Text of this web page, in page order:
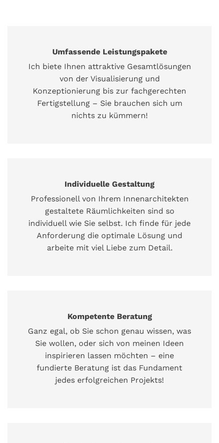
Umfassende Leistungspakete
Ich biete Ihnen attraktive Gesamtlösungen
von der Visualisierung und
Konzeptionierung bis zur fachgerechten
Fertigstellung – Sie brauchen sich um
nichts zu kümmern!
Individuelle Gestaltung
Professionell von Ihrem Innenarchitekten
gestaltete Räumlichkeiten sind so
individuell wie Sie selbst. Ich finde für jede
Anforderung die optimale Lösung und
arbeite mit viel Liebe zum Detail.
Kompetente Beratung
Ganz egal, ob Sie schon genau wissen, was
Sie wollen, oder sich von meinen Ideen
inspirieren lassen möchten – eine
fundierte Beratung ist das Fundament
jedes erfolgreichen Projekts!